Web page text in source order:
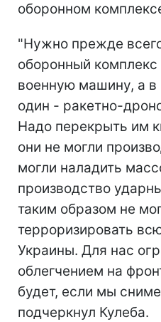
оборонном
"Нужно прежде
оборонный комплекс
военную машину, а в
один - ракетно-
Надо перекрыть им
они не могли
могли наладить
производство
таким образом не
терроризировать
Украины. Для нас
облегчением на
будет, если мы
подчеркнул Кулеба.